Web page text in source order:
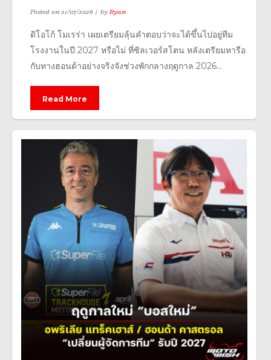
Posted on21/07/2026 byRyan
ดิโอโก้ โมเรร่า เผยเตรียมลุ้นคำตอบว่าจะได้ขึ้นไปอยู่ทีม
โรงงานในปี 2027 หรือไม่ ที่ซิลเวอร์สโตน หลังเตรียมหารือ
กับทางฮอนด้าอย่างจริงจังช่วงพักกลางฤดูกาล 2026...
Read More